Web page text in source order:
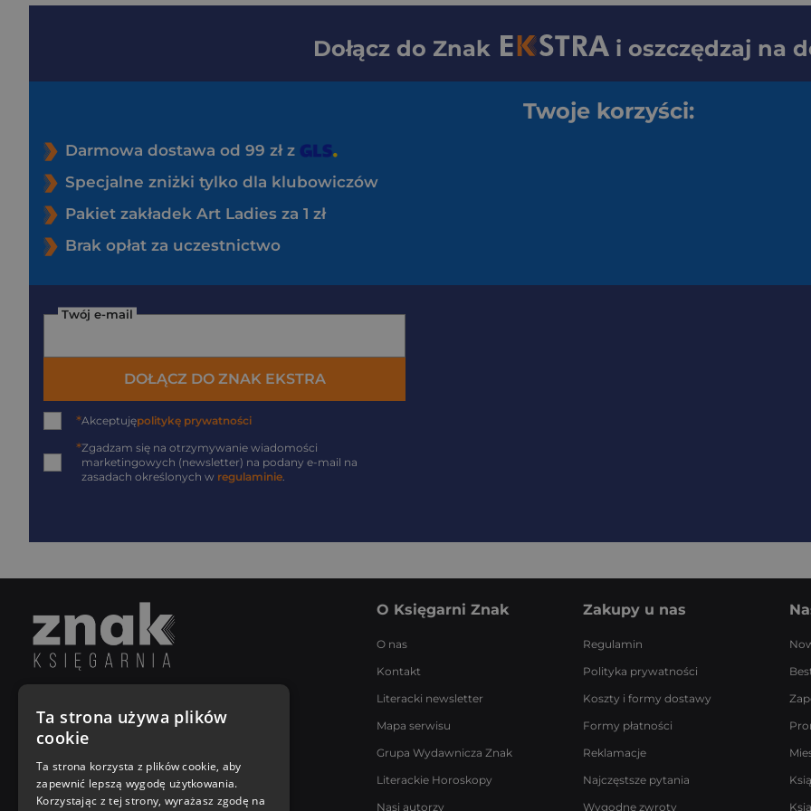
Dołącz do Znak i oszczędzaj na
Twoje korzyści:
Darmowa dostawa od 99 zł z
Specjalne zniżki tylko dla klubowiczów
Pakiet zakładek Art Ladies za 1 zł
Brak opłat za uczestnictwo
Twój e-mail
DOŁĄCZ DO ZNAK EKSTRA
*Akceptujępolitykę prywatności
*Zgadzam się na otrzymywanie wiadomości
marketingowych (newsletter) na podany e-mail na
zasadach określonych w regulaminie.
Poniedziałek - Piątek
8:00 - 18:00
[email protected]
Bądź z nami na bieżąco
O Księgarni Znak
O nas
Kontakt
Literacki newsletter
Mapa serwisu
Grupa Wydawnicza Znak
Literackie Horoskopy
Nasi autorzy
Zakupy u nas
Regulamin
Polityka prywatności
Koszty i formy dostawy
Formy płatności
Reklamacje
Najczęstsze pytania
Wygodne zwroty
Ta strona używa plików
cookie
Ta strona korzysta z plików cookie, aby
zapewnić lepszą wygodę użytkowania.
Korzystając z tej strony, wyrażasz zgodę na